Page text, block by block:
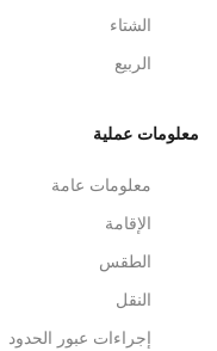
الشتاء
الربيع
معلومات عملية
معلومات عامة
الإقامة
الطقس
النقل
إجراءات عبور الحدود